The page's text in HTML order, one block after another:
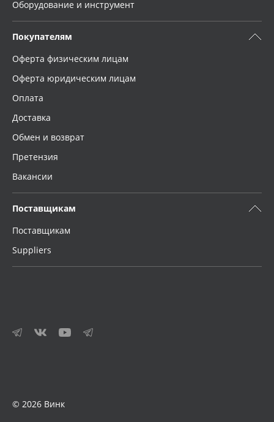
Оборудование и инструмент
Покупателям
Оферта физическим лицам
Оферта юридическим лицам
Оплата
Доставка
Обмен и возврат
Претензия
Вакансии
Поставщикам
Поставщикам
Suppliers
© 2026 Винк